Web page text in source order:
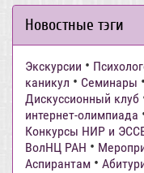
Новостные тэги
Экскурсии •
каникул • Семинары •
Дискуссионный клуб
интернет-олимпиада
Конкурсы НИР и
ВолНЦ РАН •
Аспирантам •